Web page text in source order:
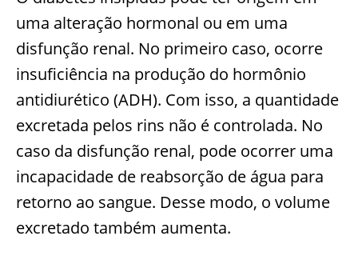
uma alteração hormonal ou em uma
disfunção renal. No primeiro caso, ocorre
insuficiência na produção do hormônio
antidiurético (ADH). Com isso, a quantidade
excretada pelos rins não é controlada. No
caso da disfunção renal, pode ocorrer uma
incapacidade de reabsorção de água para
retorno ao sangue. Desse modo, o volume
excretado também aumenta.